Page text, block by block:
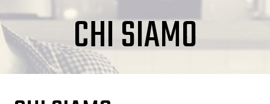
CHI SIAMO